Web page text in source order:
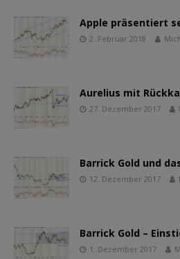
Apple präsentiert
2. Februar 2018
Aurelius mit
27. Dezember 2017
Barrick Gold und
12. Dezember 2017
Barrick Gold –
1. Dezember 2017